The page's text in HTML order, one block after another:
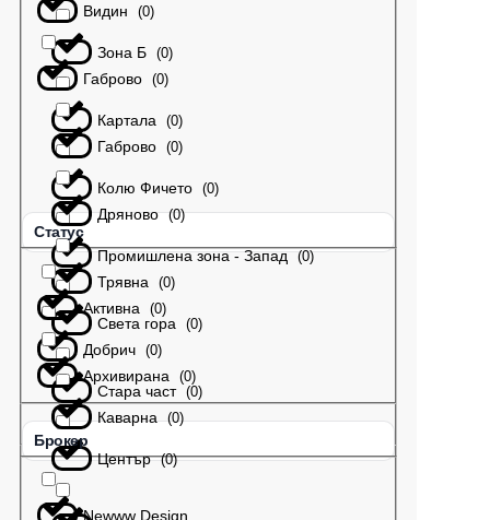
Зона Б (0)
Картала (0)
Колю Фичето (0)
Промишлена зона - Запад (0)
Света гора (0)
Стара част (0)
Център (0)
Видин (0)
Габрово (0)
Габрово (0)
Дряново (0)
Трявна (0)
Добрич (0)
Каварна (0)
Статус
Активна (0)
Архивирана (0)
Брокер
Newww Design